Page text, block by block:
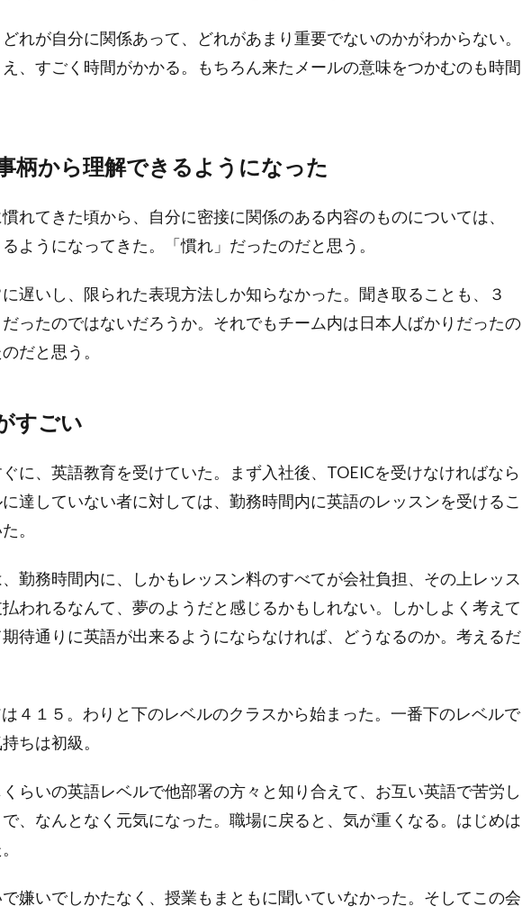
れが自分に関係あって、どれがあまり重要でないのかがわからない。
、すごく時間がかかる。もちろん来たメールの意味をつかむのも時間
柄から理解できるようになった
れてきた頃から、自分に密接に関係のある内容のものについては、
ようになってきた。「慣れ」だったのだと思う。
遅いし、限られた表現方法しか知らなかった。聞き取ることも、３
ったのではないだろうか。それでもチーム内は日本人ばかりだったの
だと思う。
すごい
に、英語教育を受けていた。まず入社後、TOEICを受けなければなら
達していない者に対しては、勤務時間内に英語のレッスンを受けるこ
。
勤務時間内に、しかもレッスン料のすべてが会社負担、その上レッス
われるなんて、夢のようだと感じるかもしれない。しかしよく考えて
待通りに英語が出来るようにならなければ、どうなるのか。考えるだ
４１５。わりと下のレベルのクラスから始まった。一番下のレベルで
ちは初級。
らいの英語レベルで他部署の方々と知り合えて、お互い英語で苦労し
、なんとなく元気になった。職場に戻ると、気が重くなる。はじめは
嫌いでしかたなく、授業もまともに聞いていなかった。そしてこの会